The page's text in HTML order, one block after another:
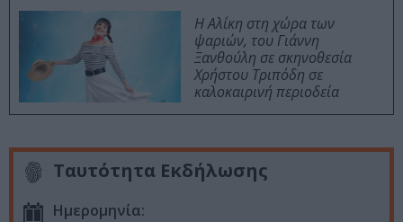
Η Αλίκη στη χώρα των
ψαριών, του Γιάννη
Ξανθούλη σε σκηνοθεσία
Χρήστου Τριπόδη σε
καλοκαιρινή περιοδεία
Ταυτότητα Εκδήλωσης
Ημερομηνία: